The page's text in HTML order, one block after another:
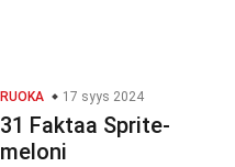
RUOKA 17 syys 2024
31 Faktaa Sprite-
meloni